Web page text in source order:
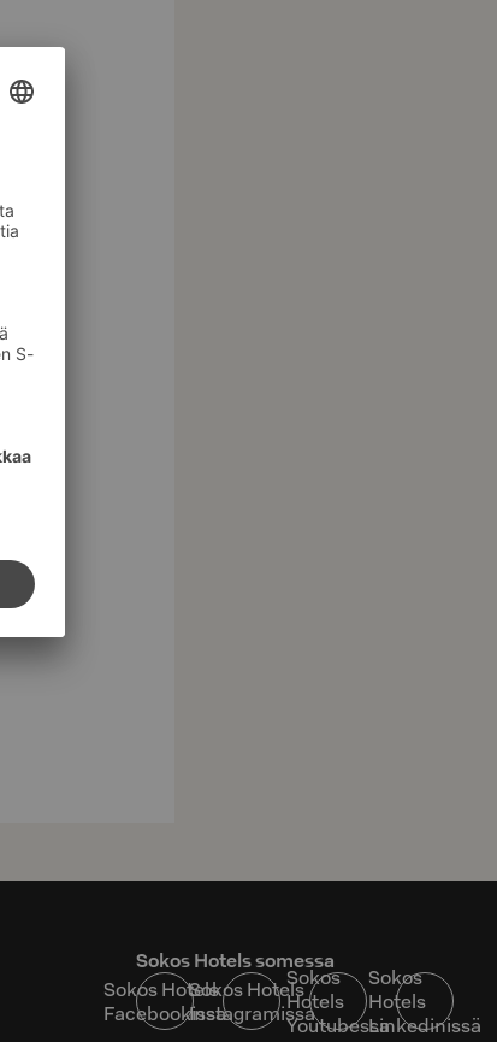
Sokos Hotels somessa
Sokos Hotels
Facebookissa
Sokos Hotels
Instagramissa
Sokos
Hotels
Youtubessa
Sokos
Hotels
Linkedinissä